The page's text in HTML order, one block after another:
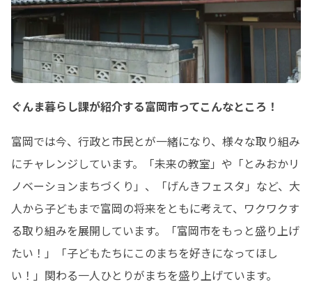
ぐんま暮らし課が紹介する富岡市ってこんなところ！
富岡では今、行政と市民とが一緒になり、様々な取り組み
にチャレンジしています。「未来の教室」や「とみおかリ
ノベーションまちづくり」、「げんきフェスタ」など、大
人から子どもまで富岡の将来をともに考えて、ワクワクす
る取り組みを展開しています。「富岡市をもっと盛り上げ
たい！」「子どもたちにこのまちを好きになってほし
い！」関わる一人ひとりがまちを盛り上げています。